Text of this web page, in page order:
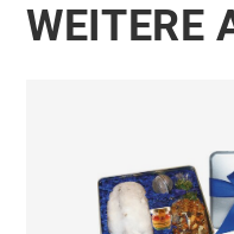
WEITERE